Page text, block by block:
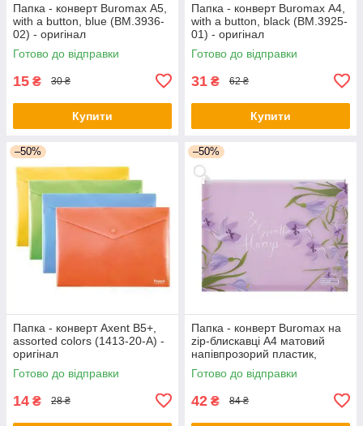
Папка - конверт Buromax А5,
with a button, blue (BM.3936-
02) - оригінал
Готово до відправки
15 ₴ 30 ₴
Купити
Папка - конверт Buromax А4,
with a button, black (BM.3925-
01) - оригінал
Готово до відправки
31 ₴ 62 ₴
Купити
–50%
Папка - конверт Axent B5+,
assorted colors (1413-20-А) -
оригінал
Готово до відправки
14 ₴ 28 ₴
–50%
Папка - конверт Buromax на
zip-блискавці А4 матовий
напівпрозорий пластик,
ARABESKI, лавандовий
(BM.3975-39) - оригінал
Готово до відправки
42 ₴ 84 ₴